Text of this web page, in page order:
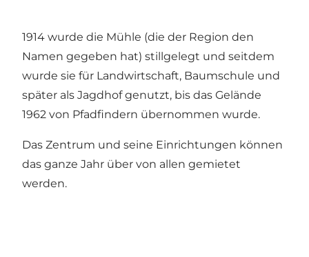
1914 wurde die Mühle (die der Region den
Namen gegeben hat) stillgelegt und seitdem
wurde sie für Landwirtschaft, Baumschule und
später als Jagdhof genutzt, bis das Gelände
1962 von Pfadfindern übernommen wurde.
Das Zentrum und seine Einrichtungen können
das ganze Jahr über von allen gemietet
werden.